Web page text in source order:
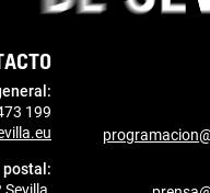
199
postal: